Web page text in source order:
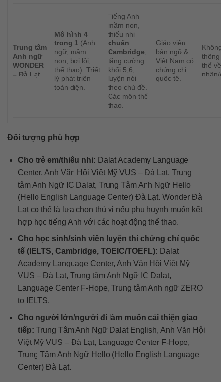
Trung tâm
Anh ngữ
WONDER
– Đà Lạt
Mô hình 4
trong 1 (Anh
ngữ, mầm
non, bơi lội,
thể thao). Triết
lý phát triển
toàn diện.
Tiếng Anh
mầm non,
thiếu nhi
chuẩn
Cambridge;
tăng cường
khối 5,6;
luyện nói
theo chủ đề.
Các môn thể
thao.
Giáo viên
bản ngữ &
Việt Nam có
chứng chỉ
quốc tế.
thể
Đối tượng phù hợp
Cho trẻ em/thiếu nhi: Dalat Academy Language
Center, Anh Văn Hội Việt Mỹ VUS – Đà Lạt, Trung
tâm Anh Ngữ IC Dalat, Trung Tâm Anh Ngữ Hello
(Hello English Language Center) Đà Lạt. Wonder Đà
Lạt có thể là lựa chọn thú vị nếu phụ huynh muốn kết
hợp học tiếng Anh với các hoạt động thể thao.
Cho học sinh/sinh viên luyện thi chứng chỉ quốc
tế (IELTS, Cambridge, TOEIC/TOEFL): Dalat
Academy Language Center, Anh Văn Hội Việt Mỹ
VUS – Đà Lạt, Trung tâm Anh Ngữ IC Dalat,
Language Center F-Hope, Trung tâm Anh ngữ ZERO
to IELTS.
Cho người lớn/người đi làm muốn cải thiện giao
tiếp: Trung Tâm Anh Ngữ Dalat English, Anh Văn Hội
Việt Mỹ VUS – Đà Lạt, Language Center F-Hope,
Trung Tâm Anh Ngữ Hello (Hello English Language
Center) Đà Lạt.